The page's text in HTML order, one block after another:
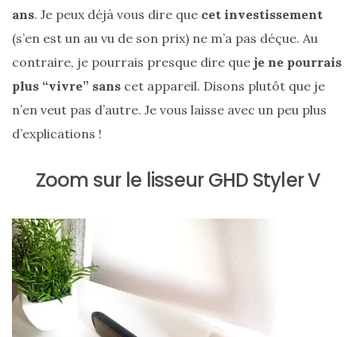
Sac
cabas
en
cuir
tressé
Parfois
ans. Je peux déjà vous dire que cet investissement
(s’en est un au vu de son prix) ne m’a pas déçue. Au
contraire, je pourrais presque dire que je ne pourrais
plus “vivre” sans cet appareil. Disons plutôt que je
n’en veut pas d’autre. Je vous laisse avec un peu plus
d’explications !
Zoom sur le lisseur GHD Styler V